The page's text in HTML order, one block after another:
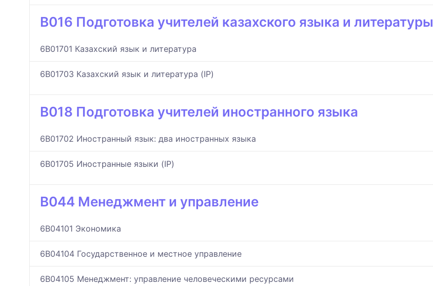
B016 Подготовка учителей казахского языка и литературы
6B01701 Казахский язык и литература
6B01703 Казахский язык и литература (IP)
B018 Подготовка учителей иностранного языка
6B01702 Иностранный язык: два иностранных языка
6B01705 Иностранные языки (IP)
B044 Менеджмент и управление
6B04101 Экономика
6B04104 Государственное и местное управление
6B04105 Менеджмент: управление человеческими ресурсами